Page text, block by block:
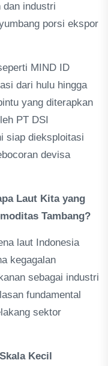
dan industri
porsi ekspor
MIND ID
dari hulu hingga
yang diterapkan
PT DSI
siap dieksploitasi
devisa
Laut Kita yang
Tambang?
laut Indonesia
kegagalan
sebagai industri
fundamental
sektor
Kecil